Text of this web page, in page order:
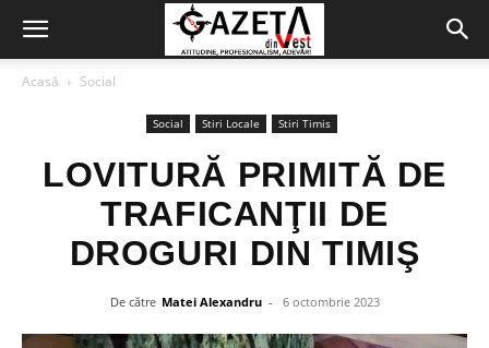
Acasă Social
Social Stiri Locale Stiri Timis
LOVITURĂ PRIMITĂ DE
TRAFICANŢII DE
DROGURI DIN TIMIŞ
De către Matei Alexandru - 6 octombrie 2023